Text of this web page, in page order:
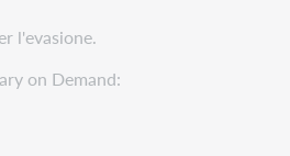
l'evasione.
on Demand: